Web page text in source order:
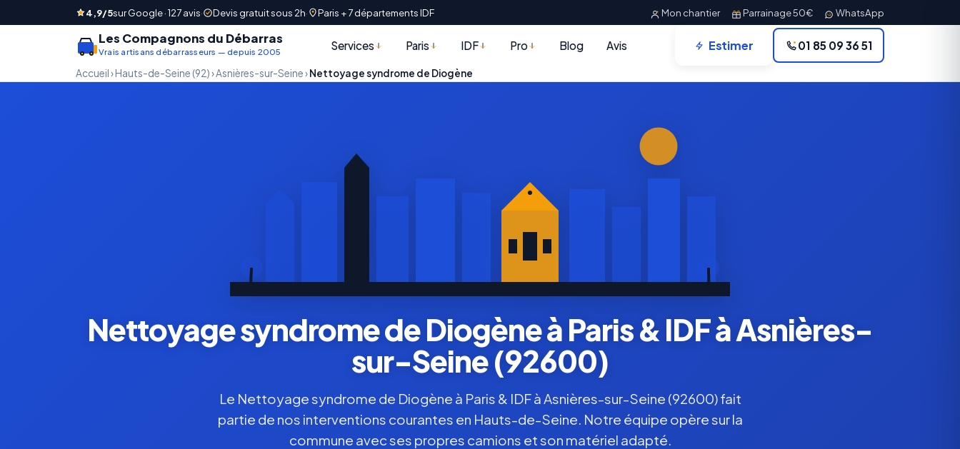
4,9/5sur Google · 127 avis· Devis gratuit sous 2h· Paris + 7 départements IDF Mon chantier Parrainage 50€ WhatsApp
Les Compagnons du Débarras
Vrais artisans débarrasseurs — depuis 2005 Services Paris IDF Pro Blog Avis Estimer 01 85 09 36 51
Accueil›Hauts-de-Seine (92)›Asnières-sur-Seine›Nettoyage syndrome de Diogène
Nettoyage syndrome de Diogène à Paris & IDF à Asnières-
sur-Seine (92600)
Le Nettoyage syndrome de Diogène à Paris & IDF à Asnières-sur-Seine (92600) fait
partie de nos interventions courantes en Hauts-de-Seine. Notre équipe opère sur la
commune avec ses propres camions et son matériel adapté.